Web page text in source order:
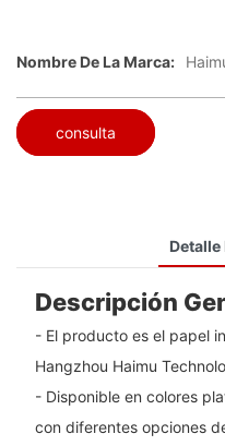
Nombre De La Marca:
consulta
Descripción
- El producto es el papel
Hangzhou Haimu
- Disponible en colores
con diferentes opciones